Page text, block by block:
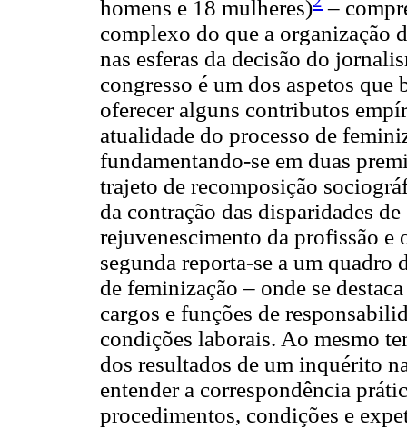
homens e 18 mulheres) –
complexo do que a organização
nas esferas da decisão do
congresso é um dos aspetos
oferecer alguns contributos
atualidade do processo de
fundamentando-se em duas
trajeto de recomposição
da contração das disparidades
rejuvenescimento da profissão e
segunda reporta-se a um quadro
de feminização – onde se
cargos e funções de
condições laborais. Ao mesmo
dos resultados de um inquérito
entender a correspondência
procedimentos, condições e